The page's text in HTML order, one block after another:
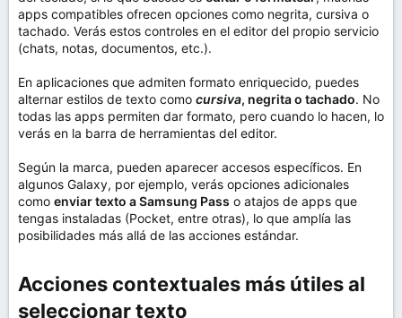
apps compatibles ofrecen opciones como negrita, cursiva o
tachado. Verás estos controles en el editor del propio servicio
(chats, notas, documentos, etc.).
En aplicaciones que admiten formato enriquecido, puedes
alternar estilos de texto como cursiva, negrita o tachado. No
todas las apps permiten dar formato, pero cuando lo hacen, lo
verás en la barra de herramientas del editor.
Según la marca, pueden aparecer accesos específicos. En
algunos Galaxy, por ejemplo, verás opciones adicionales
como enviar texto a Samsung Pass o atajos de apps que
tengas instaladas (Pocket, entre otras), lo que amplía las
posibilidades más allá de las acciones estándar.
Acciones contextuales más útiles al
seleccionar texto​